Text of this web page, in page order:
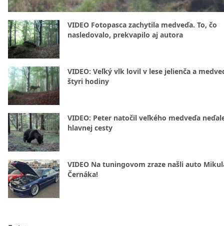
VIDEO Fotopasca zachytila medveďa. To, čo
nasledovalo, prekvapilo aj autora
VIDEO: Veľký vlk lovil v lese jelienča a
štyri hodiny
VIDEO: Peter natočil veľkého medveďa
hlavnej cesty
VIDEO Na tuningovom zraze našli auto
Černáka!